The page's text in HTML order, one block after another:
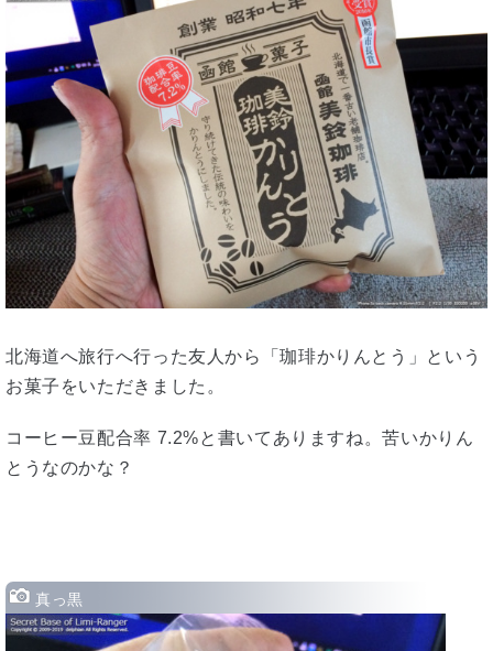
北海道へ旅行へ行った友人から「珈琲かりんとう」という
お菓子をいただきました。
コーヒー豆配合率 7.2%と書いてありますね。苦いかりん
とうなのかな？
真っ黒